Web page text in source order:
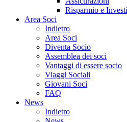
Risparmio e
Area Soci
Indietro
Area Soci
Diventa Socio
Assemblea dei soci
Vantaggi di essere socio
Viaggi Sociali
Giovani Soci
FAQ
News
Indietro